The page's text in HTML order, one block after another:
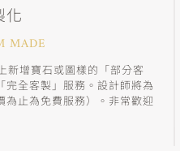
化
MADE
新增寶石或圖樣的「部分客
全客製」服務。設計師將為
止為免費服務）。非常歡迎